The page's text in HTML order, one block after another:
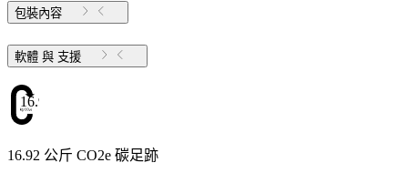
包裝內容
軟體 與 支援
16.92
16.92 公斤 CO2e 碳足跡